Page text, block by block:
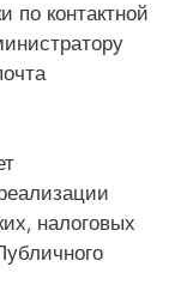
по контактной
налоговых